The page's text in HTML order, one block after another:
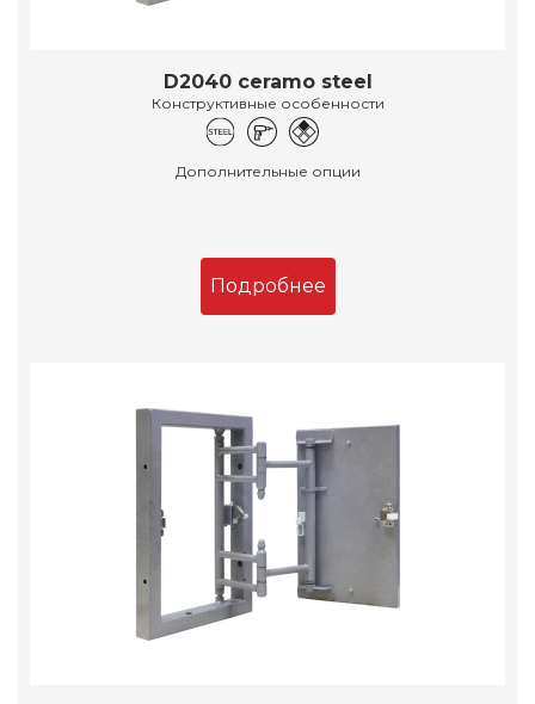
D2040 ceramo steel
Конструктивные особенности
Дополнительные опции
Подробнее